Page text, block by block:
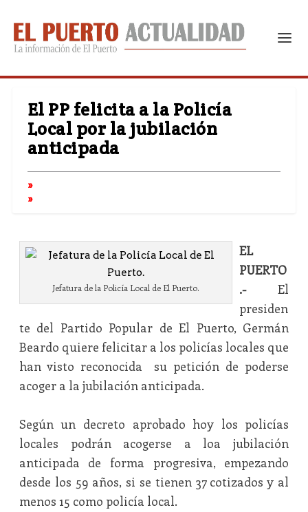
El PP felicita a la Policía
Local por la jubilación
anticipada
Jefatura de la Policía Local de El Puerto.
EL
PUERTO
.-El
presiden
te del Partido Popular de El Puerto, Germán
Beardo quiere felicitar a los policías locales que
han visto reconocida su petición de poderse
acoger a la jubilación anticipada.
Según un decreto aprobado hoy los policías
locales podrán acogerse a loa jubilación
anticipada de forma progresiva, empezando
desde los 59 años, si se tienen 37 cotizados y al
menos 15 como policía local.